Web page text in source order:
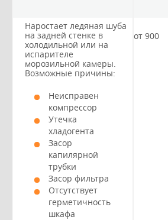
Наростает ледяная шуба
на задней стенке в
холодильной или на
испарителе
морозильной камеры.
Возможные причины:
Неисправен
компрессор
Утечка
хладогента
Засор
капилярной
трубки
Засор фильтра
Отсутствует
герметичность
шкафа
от 900